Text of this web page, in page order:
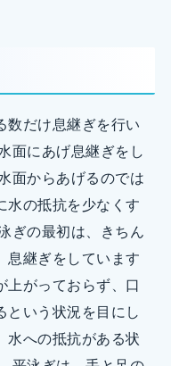
数だけ息継ぎを行い
面にあげ息継ぎをし
面からあげるのでは
水の抵抗を少なくす
ぎの最初は、きちん
息継ぎをしています
上がっておらず、口
という状況を目にし
水への抵抗がある状